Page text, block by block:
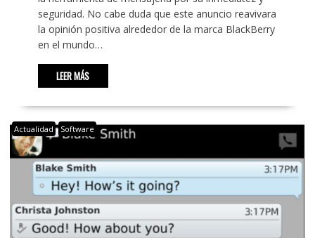
seguridad. No cabe duda que este anuncio reavivara
la opinión positiva alrededor de la marca BlackBerry
en el mundo…
LEER MÁS
Actualidad Software